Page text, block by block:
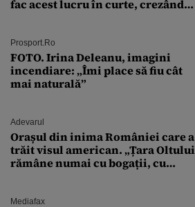
fac acest lucru în curte, crezând
Prosport.ro
FOTO. Irina Deleanu, imagini
incendiare: „Îmi place să fiu cât
mai naturală”
Adevarul
Orașul din inima României care a
trăit visul american. „Țara Oltului
rămâne numai cu bogații, cu
Mediafax